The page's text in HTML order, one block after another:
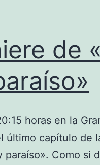
de
horas en la
último capítulo de
paraíso». Como si